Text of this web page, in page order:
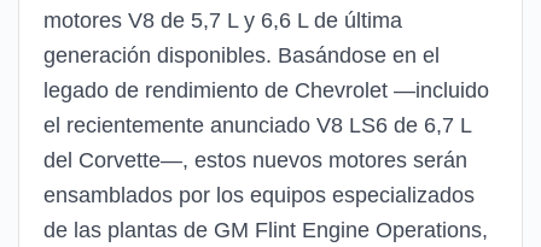
motores V8 de 5,7 L y 6,6 L de última
generación disponibles. Basándose en el
legado de rendimiento de Chevrolet —incluido
el recientemente anunciado V8 LS6 de 6,7 L
del Corvette—, estos nuevos motores serán
ensamblados por los equipos especializados
de las plantas de GM Flint Engine Operations,